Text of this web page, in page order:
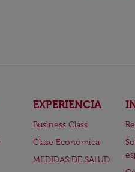
EXPERIENCIA
Business Class
Clase Económica
MEDIDAS DE SALUD